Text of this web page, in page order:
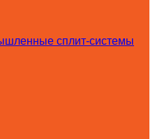
сплит-системы